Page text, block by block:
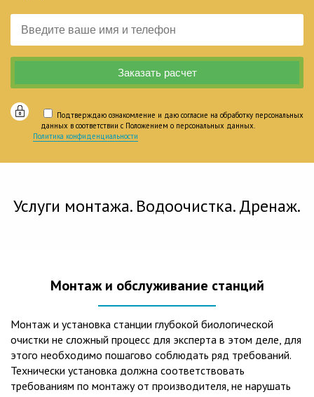
Подтверждаю ознакомление и даю согласие на обработку персональных
данных в соответствии с Положением о персональных данных.
Политика конфиденциальности
Услуги монтажа. Водоочистка. Дренаж.
Монтаж и обслуживание станций
Монтаж и установка станции глубокой биологической
очистки не сложный процесс для эксперта в этом деле, для
этого необходимо пошагово соблюдать ряд требований.
Технически установка должна соответствовать
требованиям по монтажу от производителя, не нарушать